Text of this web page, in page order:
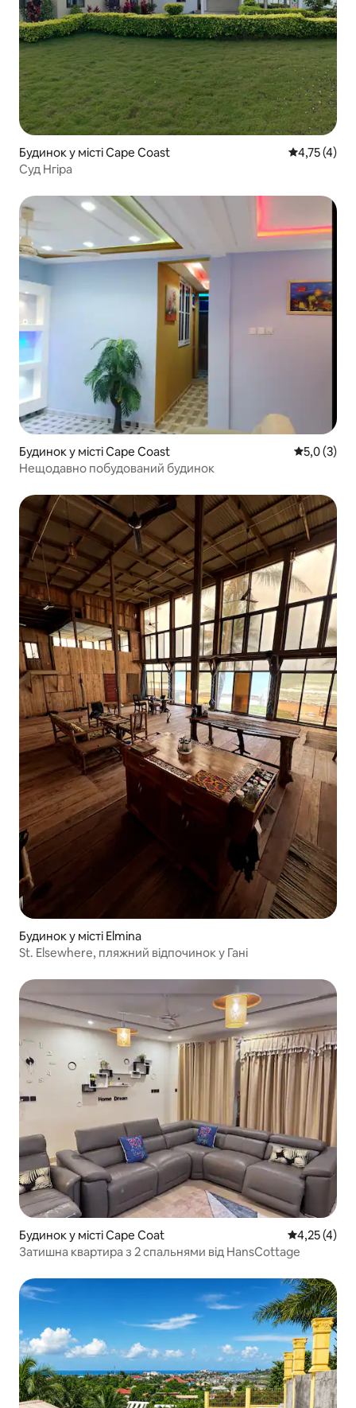
Будинок у місті Cape Coast Середня
4,75 (4)
Суд Нгіра
Будинок у місті Cape Coast Середня
5,0 (3)
Нещодавно побудований будинок
Будинок у місті Elmina
St. Elsewhere, пляжний відпочинок у Гані
Будинок у місті Cape Coat Середня
4,25 (4)
Затишна квартира з 2 спальнями від HansCottage